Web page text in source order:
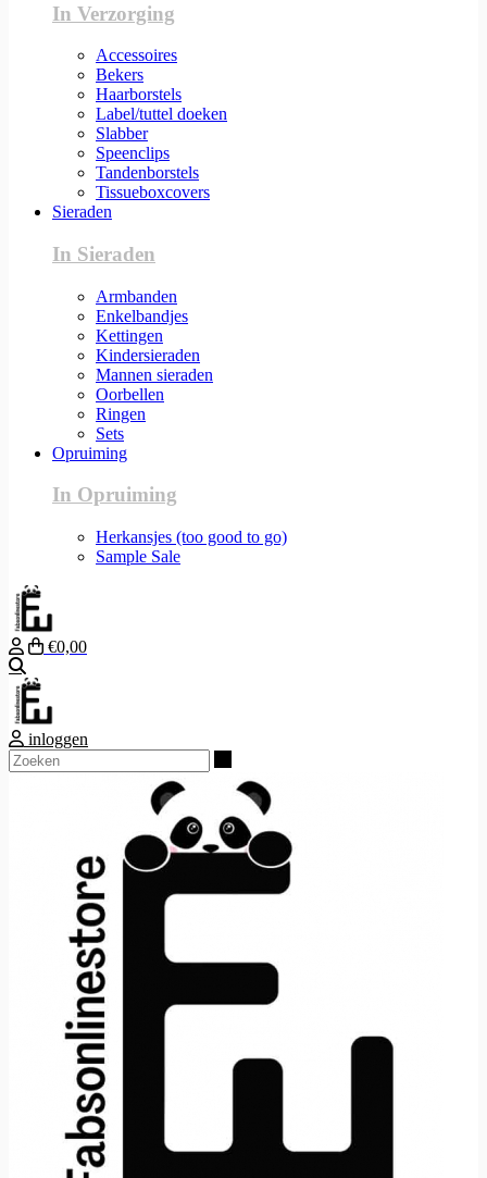
In Verzorging
Accessoires
Bekers
Haarborstels
Label/tuttel doeken
Slabber
Speenclips
Tandenborstels
Tissueboxcovers
Sieraden
In Sieraden
Armbanden
Enkelbandjes
Kettingen
Kindersieraden
Mannen sieraden
Oorbellen
Ringen
Sets
Opruiming
In Opruiming
Herkansjes (too good to go)
Sample Sale
€0,00
inloggen